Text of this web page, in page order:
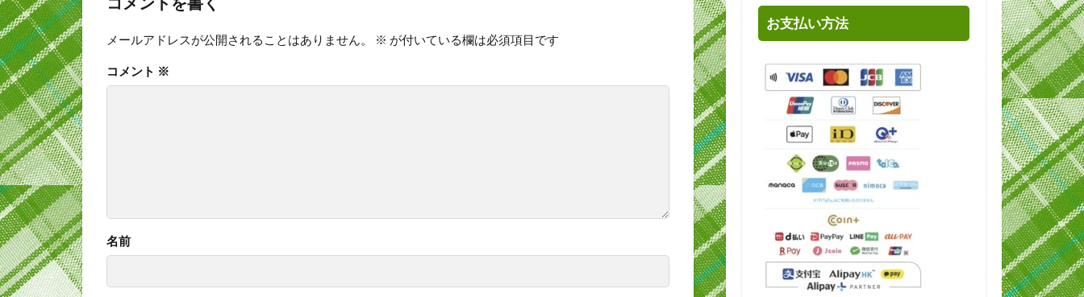
メールアドレスが公開されることはありません。 ※ が付いている欄は必須項目です
コメント ※
名前
お支払い方法